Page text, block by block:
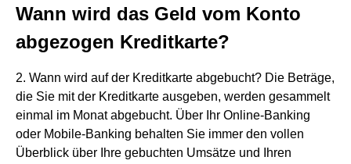
Wann wird das Geld vom Konto
abgezogen Kreditkarte?
2. Wann wird auf der Kreditkarte abgebucht? Die Beträge,
die Sie mit der Kreditkarte ausgeben, werden gesammelt
einmal im Monat abgebucht. Über Ihr Online-Banking
oder Mobile-Banking behalten Sie immer den vollen
Überblick über Ihre gebuchten Umsätze und Ihren